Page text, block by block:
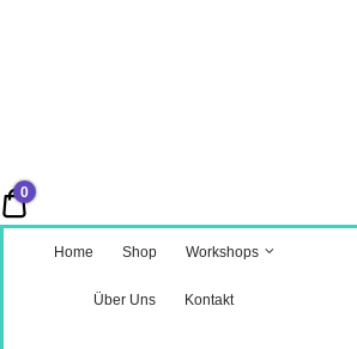
0,00 €
0
Home Shop Workshops
Über Uns Kontakt